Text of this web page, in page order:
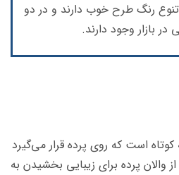
رنگ طرح خوب دارند و در دو
بازار وجود دارند.
کوتاه است که روی پرده قرار می‌گیرد
والان پرده برای زیبایی بخشیدن به